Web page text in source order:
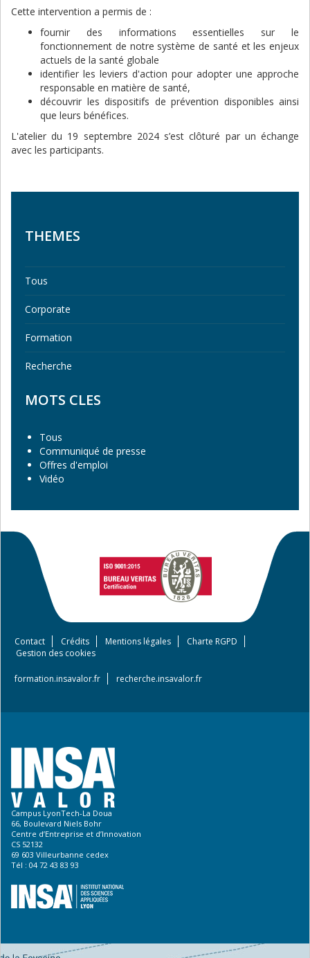
Cette intervention a permis de :
fournir des informations essentielles sur le
fonctionnement de notre système de santé et les enjeux
actuels de la santé globale
identifier les leviers d'action pour adopter une approche
responsable en matière de santé,
découvrir les dispositifs de prévention disponibles ainsi
que leurs bénéfices.
L'atelier du 19 septembre 2024 s’est clôturé par un échange
avec les participants.
THEMES
Tous
Corporate
Formation
Recherche
MOTS CLES
Tous
Communiqué de presse
Offres d'emploi
Vidéo
Footer
Contact Crédits Mentions légales
Charte RGPD
Gestion des cookies
formation.insavalor.fr recherche.insavalor.fr
Campus LyonTech-La Doua
66, Boulevard Niels Bohr
Centre d’Entreprise et d’Innovation
CS 52132
69 603 Villeurbanne cedex
Tél : 04 72 43 83 93